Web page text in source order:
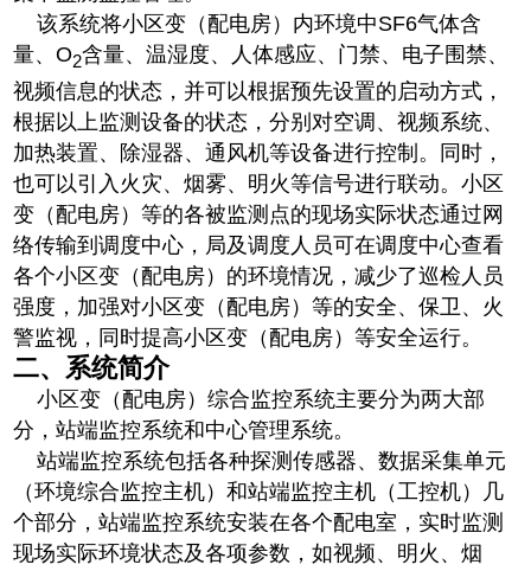
该系统将小区变（配电房）内环境中SF6气体含
量、O2含量、温湿度、人体感应、门禁、电子围禁、
视频信息的状态，并可以根据预先设置的启动方式，
根据以上监测设备的状态，分别对空调、视频系统、
加热装置、除湿器、通风机等设备进行控制。同时，
也可以引入火灾、烟雾、明火等信号进行联动。小区
变（配电房）等的各被监测点的现场实际状态通过网
络传输到调度中心，局及调度人员可在调度中心查看
各个小区变（配电房）的环境情况，减少了巡检人员
强度，加强对小区变（配电房）等的安全、保卫、火
警监视，同时提高小区变（配电房）等安全运行。
二、系统简介
小区变（配电房）综合监控系统主要分为两大部
分，站端监控系统和中心管理系统。
站端监控系统包括各种探测传感器、数据采集单元
（环境综合监控主机）和站端监控主机（工控机）几
个部分，站端监控系统安装在各个配电室，实时监测
现场实际环境状态及各项参数，如视频、明火、烟